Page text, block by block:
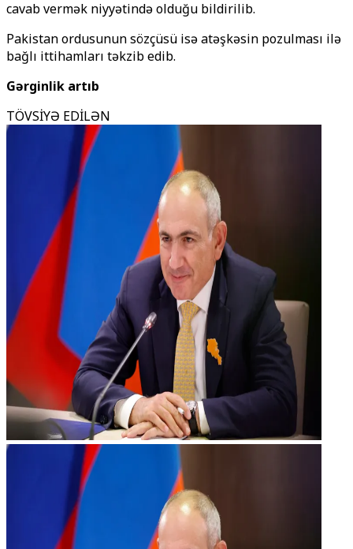
cavab vermək niyyətində olduğu bildirilib.
Pakistan ordusunun sözçüsü isə atəşkəsin pozulması ilə
bağlı ittihamları təkzib edib.
Gərginlik artıb
TÖVSİYƏ EDİLƏN